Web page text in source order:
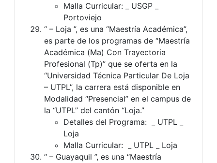
Malla Curricular: _ USGP _
Portoviejo
“ – Loja ”, es una “Maestría Académica”,
es parte de los programas de “Maestría
Académica (Ma) Con Trayectoria
Profesional (Tp)” que se oferta en la
“Universidad Técnica Particular De Loja
– UTPL”, la carrera está disponible en
Modalidad “Presencial” en el campus de
la “UTPL” del cantón “Loja.”
Detalles del Programa: _ UTPL _
Loja
Malla Curricular: _ UTPL _ Loja
“ – Guayaquil ”, es una “Maestría